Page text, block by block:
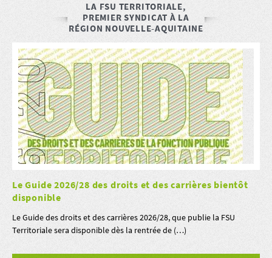
LA FSU TERRITORIALE,
PREMIER SYNDICAT À LA
RÉGION NOUVELLE-AQUITAINE
Le Guide 2026/28 des droits et des carrières bientôt
disponible
Le Guide des droits et des carrières 2026/28, que publie la FSU
Territoriale sera disponible dès la rentrée de (…)